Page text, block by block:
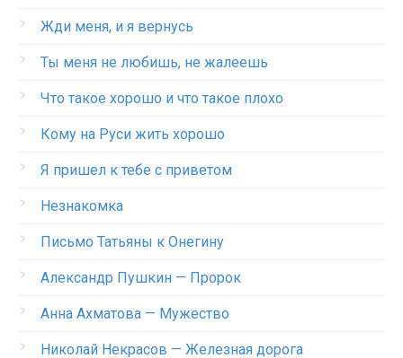
Жди меня, и я вернусь
Ты меня не любишь, не жалеешь
Что такое хорошо и что такое плохо
Кому на Руси жить хорошо
Я пришел к тебе с приветом
Незнакомка
Письмо Татьяны к Онегину
Александр Пушкин — Пророк
Анна Ахматова — Мужество
Николай Некрасов — Железная дорога